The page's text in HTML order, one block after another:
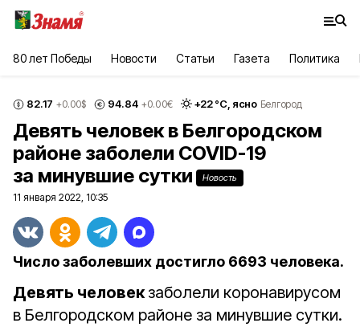
80 лет Победы Новости Статьи Газета Политика
82.17 +0.00$ 94.84 +0.00€ +22°С, ясно Белгород
Девять человек в Белгородском
районе заболели COVID-19
за минувшие сутки
Новость
11 января 2022, 10:35
Число заболевших достигло 6693 человека.
Девять человекзаболели коронавирусом
в Белгородском районе за минувшие сутки.